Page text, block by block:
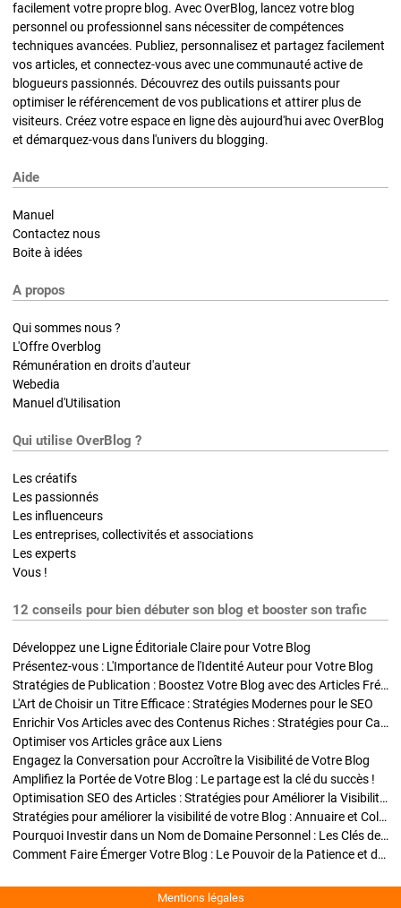
facilement votre propre blog. Avec OverBlog, lancez votre blog
personnel ou professionnel sans nécessiter de compétences
techniques avancées. Publiez, personnalisez et partagez facilement
vos articles, et connectez-vous avec une communauté active de
blogueurs passionnés. Découvrez des outils puissants pour
optimiser le référencement de vos publications et attirer plus de
visiteurs. Créez votre espace en ligne dès aujourd'hui avec OverBlog
et démarquez-vous dans l'univers du blogging.
Aide
Manuel
Contactez nous
Boite à idées
A propos
Qui sommes nous ?
L'Offre Overblog
Rémunération en droits d'auteur
Webedia
Manuel d'Utilisation
Qui utilise OverBlog ?
Les créatifs
Les passionnés
Les influenceurs
Les entreprises, collectivités et associations
Les experts
Vous !
12 conseils pour bien débuter son blog et booster son trafic
Développez une Ligne Éditoriale Claire pour Votre Blog
Présentez-vous : L'Importance de l'Identité Auteur pour Votre Blog
Stratégies de Publication : Boostez Votre Blog avec des Articles Fréquents et Exclusifs
L'Art de Choisir un Titre Efficace : Stratégies Modernes pour le SEO
Enrichir Vos Articles avec des Contenus Riches : Stratégies pour Captiver et Optimiser
Optimiser vos Articles grâce aux Liens
Engagez la Conversation pour Accroître la Visibilité de Votre Blog
Amplifiez la Portée de Votre Blog : Le partage est la clé du succès !
Optimisation SEO des Articles : Stratégies pour Améliorer la Visibilité de Votre Blog
Stratégies pour améliorer la visibilité de votre Blog : Annuaire et Collaborations
Pourquoi Investir dans un Nom de Domaine Personnel : Les Clés de la Réussite de Votre Blog
Comment Faire Émerger Votre Blog : Le Pouvoir de la Patience et de la Persévérance
Mentions légales